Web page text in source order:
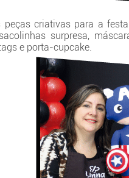
peças criativas para a
surpresa,
e porta-cupcake.